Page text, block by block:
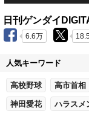
日刊ゲンダイ
6.6万
人気キーワード
高校野球 高市首相
神田愛花 ハラスメ